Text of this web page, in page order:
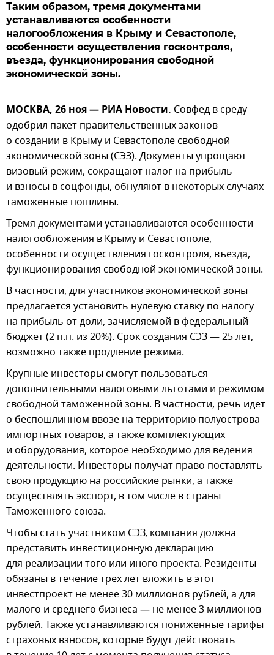
Таким образом, тремя документами
устанавливаются особенности
налогообложения в Крыму и Севастополе,
особенности осуществления госконтроля,
въезда, функционирования свободной
экономической зоны.
МОСКВА, 26 ноя — РИА Новости. Совфед в среду
одобрил пакет правительственных законов
о создании в Крыму и Севастополе свободной
экономической зоны (СЭЗ). Документы упрощают
визовый режим, сокращают налог на прибыль
и взносы в соцфонды, обнуляют в некоторых случаях
таможенные пошлины.
Тремя документами устанавливаются особенности
налогообложения в Крыму и Севастополе,
особенности осуществления госконтроля, въезда,
функционирования свободной экономической зоны.
В частности, для участников экономической зоны
предлагается установить нулевую ставку по налогу
на прибыль от доли, зачисляемой в федеральный
бюджет (2 п.п. из 20%). Срок создания СЭЗ — 25 лет,
возможно также продление режима.
Крупные инвесторы смогут пользоваться
дополнительными налоговыми льготами и режимом
свободной таможенной зоны. В частности, речь идет
о беспошлинном ввозе на территорию полуострова
импортных товаров, а также комплектующих
и оборудования, которое необходимо для ведения
деятельности. Инвесторы получат право поставлять
свою продукцию на российские рынки, а также
осуществлять экспорт, в том числе в страны
Таможенного союза.
Чтобы стать участником СЭЗ, компания должна
представить инвестиционную декларацию
для реализации того или иного проекта. Резиденты
обязаны в течение трех лет вложить в этот
инвестпроект не менее 30 миллионов рублей, а для
малого и среднего бизнеса — не менее 3 миллионов
рублей. Также устанавливаются пониженные тарифы
страховых взносов, которые будут действовать